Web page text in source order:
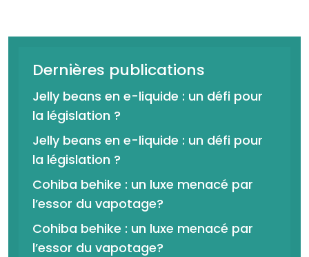
Dernières publications
Jelly beans en e-liquide : un défi pour
la législation ?
Jelly beans en e-liquide : un défi pour
la législation ?
Cohiba behike : un luxe menacé par
l’essor du vapotage?
Cohiba behike : un luxe menacé par
l’essor du vapotage?